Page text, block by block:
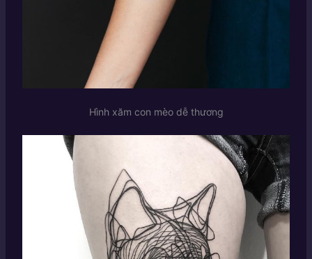
Hình xăm con mèo dễ thương